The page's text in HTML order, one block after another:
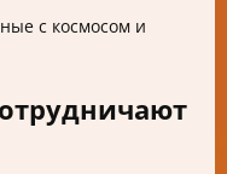
с космосом и